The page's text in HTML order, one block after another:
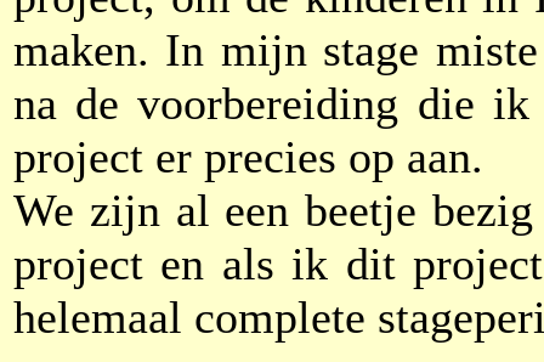
maken. In mijn stage
na de voorbereiding die
project er precies op aan.
We zijn al een beetje
project en als ik dit
helemaal complete